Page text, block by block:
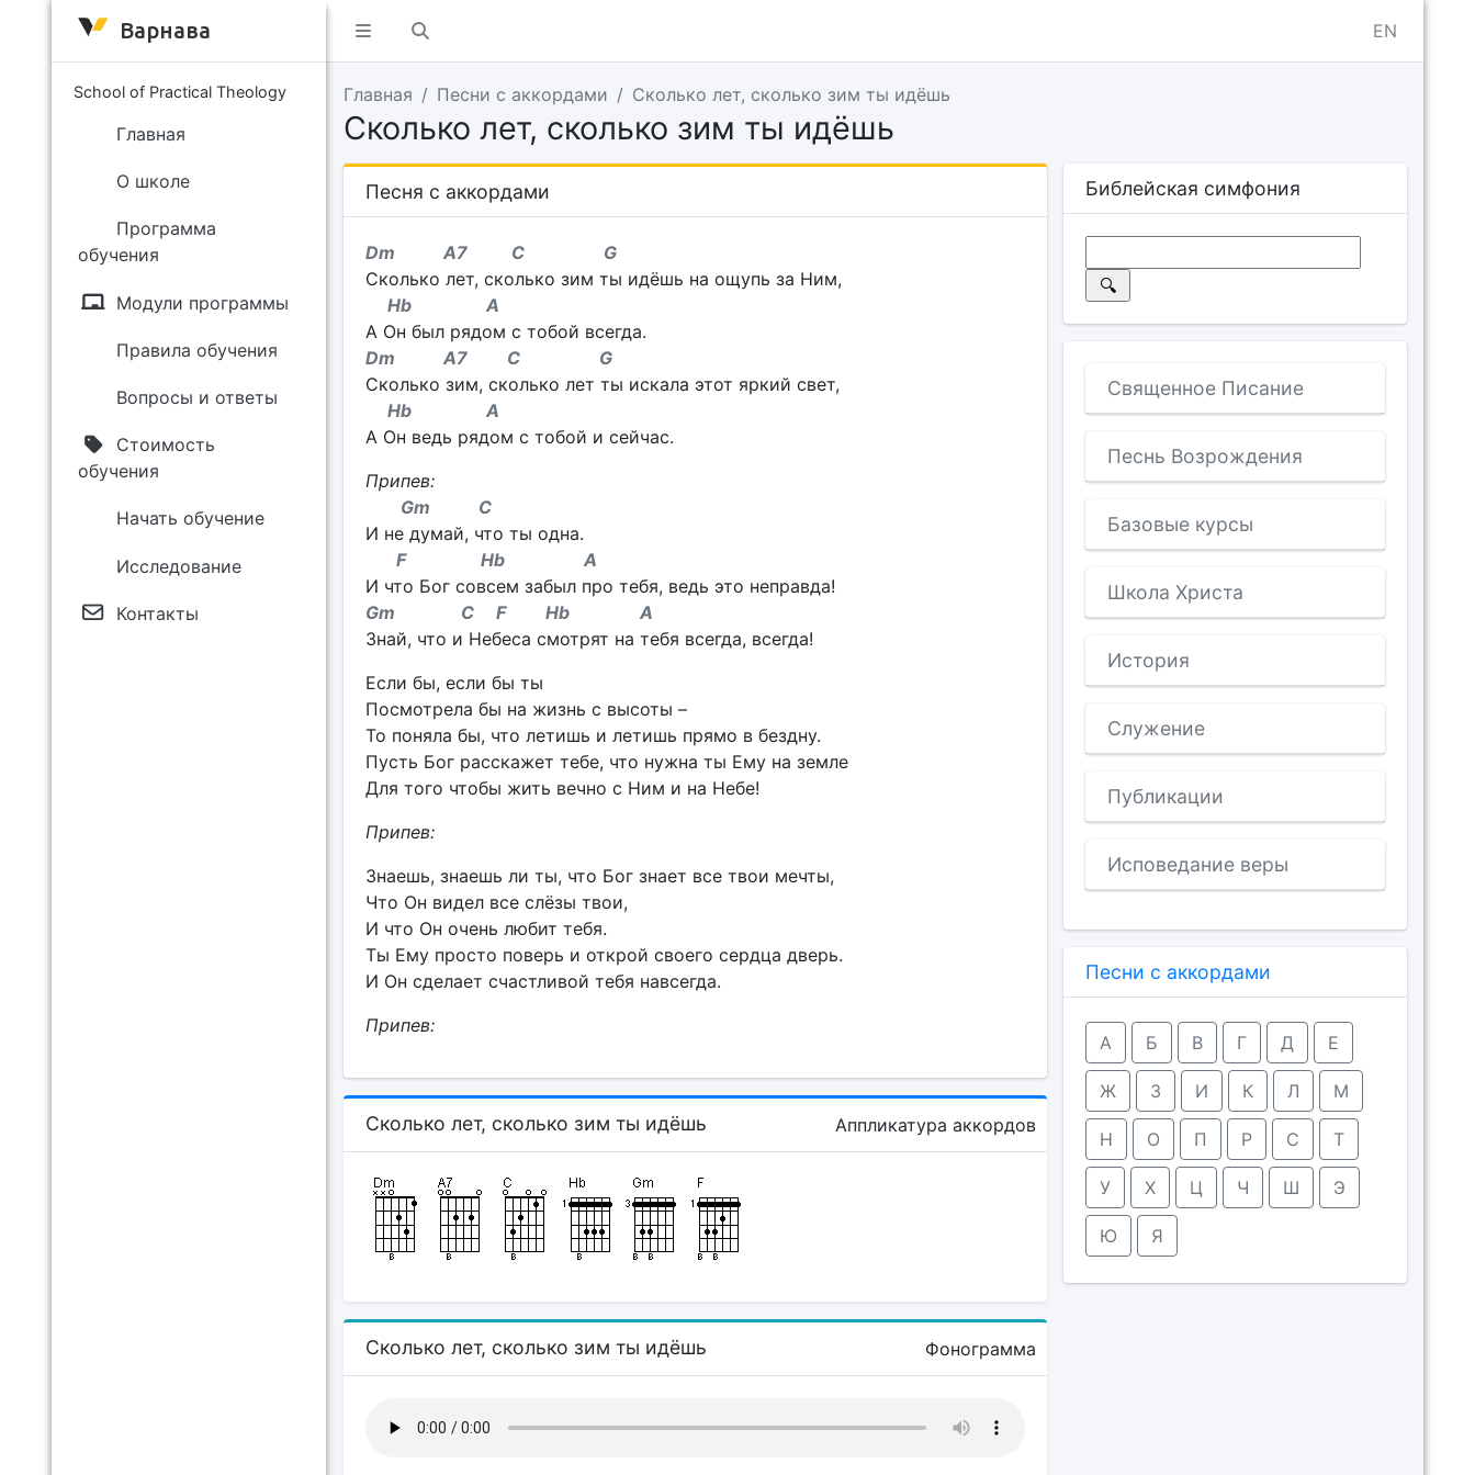
EN
Варнава
School of Practical Theology
Главная
О школе
Программа
обучения
Модули программы
Правила обучения
Вопросы и ответы
Стоимость
обучения
Начать обучение
Исследование
Контакты
Главная Песни с аккордами Сколько лет, сколько зим ты идёшь
Сколько лет, сколько зим ты идёшь
Песня с аккордами
Dm A7 C G
Сколько лет, сколько зим ты идёшь на ощупь за Ним,
Hb A
А Он был рядом с тобой всегда.
Dm A7 C G
Сколько зим, сколько лет ты искала этот яркий свет,
Hb A
А Он ведь рядом с тобой и сейчас.
Припев:
Gm C
И не думай, что ты одна.
F Hb A
И что Бог совсем забыл про тебя, ведь это неправда!
Gm C F Hb A
Знай, что и Небеса смотрят на тебя всегда, всегда!
Если бы, если бы ты
Посмотрела бы на жизнь с высоты –
То поняла бы, что летишь и летишь прямо в бездну.
Пусть Бог расскажет тебе, что нужна ты Ему на земле
Для того чтобы жить вечно с Ним и на Небе!
Припев:
Знаешь, знаешь ли ты, что Бог знает все твои мечты,
Что Он видел все слёзы твои,
И что Он очень любит тебя.
Ты Ему просто поверь и открой своего сердца дверь.
И Он сделает счастливой тебя навсегда.
Припев:
Сколько лет, сколько зим ты идёшь Аппликатура аккордов
Сколько лет, сколько зим ты идёшь Фонограмма
Библейская симфония
Священное Писание
Песнь Возрождения
Базовые курсы
Школа Христа
История
Служение
Публикации
Исповедание веры
Песни с аккордами
А Б В Г Д Е
Ж З И К Л М
Н О П Р С Т
У Х Ц Ч Ш Э
Ю Я